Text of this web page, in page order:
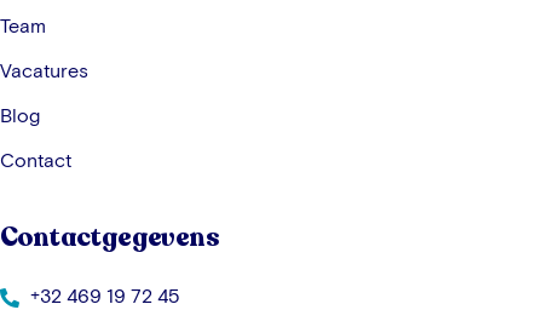
Team
Vacatures
Blog
Contact
Contactgegevens
+32 469 19 72 45